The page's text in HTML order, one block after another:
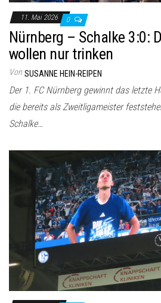
11. Mai 2026 0
Nürnberg – Schalke 3:0:
wollen nur trinken
Von SUSANNE HEIN-REIPEN
Der 1. FC Nürnberg gewinnt das letzte
die bereits als Zweitligameister
Schalke…